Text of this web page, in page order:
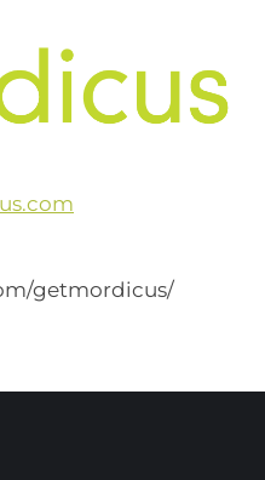
getmordicus/